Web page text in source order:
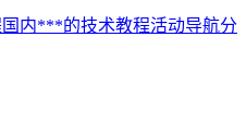
内***的技术教程活动导航分